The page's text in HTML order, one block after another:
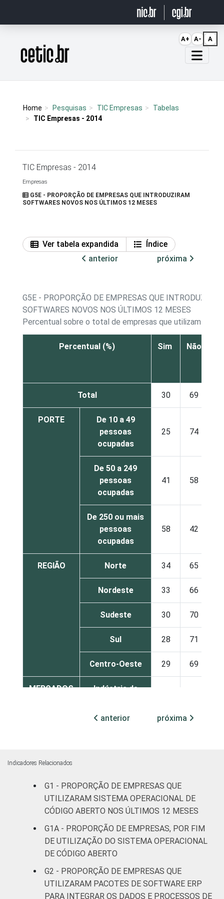
Página inicial
Home Pesquisas TIC Empresas
Tabelas
TIC Empresas - 2014
TIC Empresas - 2014
Empresas
G5E - PROPORÇÃO DE EMPRESAS QUE INTRODUZIRAM
SOFTWARES NOVOS NOS ÚLTIMOS 12 MESES
Ver tabela expandida
Índice
anterior
próxima
G5E - PROPORÇÃO DE EMPRESAS QUE
SOFTWARES NOVOS NOS ÚLTIMOS 12 MESES
Percentual sobre o total de empresas que utilizam
Percentual (%) Sim Não
Total 30 69
PORTE
De 10 a 49
pessoas
ocupadas
25 74
De 50 a 249
pessoas
ocupadas
41 58
De 250 ou mais
pessoas
ocupadas
58 42
REGIÃO Norte 34 65
Nordeste 33 66
Sudeste 30 70
Sul 28 71
Centro-Oeste 29 69
MERCADOS
Indústria de
automotores e
motocicletas
Transporte,
armazenagem
e correio
29 70
Alojamento e
alimentação
19
anterior próxima
Indicadores Relacionados
G1 - PROPORÇÃO DE EMPRESAS QUE
UTILIZARAM SISTEMA OPERACIONAL DE
CÓDIGO ABERTO NOS ÚLTIMOS 12 MESES
G1A - PROPORÇÃO DE EMPRESAS, POR FIM
DE UTILIZAÇÃO DO SISTEMA OPERACIONAL
DE CÓDIGO ABERTO
G2 - PROPORÇÃO DE EMPRESAS QUE
UTILIZARAM PACOTES DE SOFTWARE ERP
PARA INTEGRAR OS DADOS E PROCESSOS DE
A+ A- A